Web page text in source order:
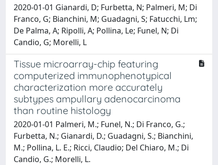
2020-01-01 Gianardi, D; Furbetta, N; Palmeri, M; Di
Franco, G; Bianchini, M; Guadagni, S; Fatucchi, Lm;
De Palma, A; Ripolli, A; Pollina, Le; Funel, N; Di
Candio, G; Morelli, L
Tissue microarray-chip featuring
computerized immunophenotypical
characterization more accurately
subtypes ampullary adenocarcinoma
than routine histology
2020-01-01 Palmeri, M.; Funel, N.; Di Franco, G.;
Furbetta, N.; Gianardi, D.; Guadagni, S.; Bianchini,
M.; Pollina, L. E.; Ricci, Claudio; Del Chiaro, M.; Di
Candio, G.; Morelli, L.